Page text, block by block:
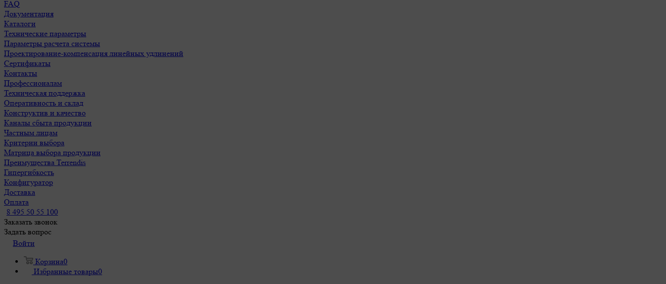
FAQ
Документация
Каталоги
Технические параметры
Параметры расчета системы
Проектирование-компенсация линейных удлинений
Сертификаты
Контакты
Профессионалам
Техническая поддержка
Оперативность и склад
Конструктив и качество
Каналы сбыта продукции
Частным лицам
Критерии выбора
Матрица выбора продукции
Преимущества Terrendis
Гипергибкость
Конфигуратор
Доставка
Оплата
8 495 50 55 100
Заказать звонок
Задать вопрос
Войти
Корзина0
Избранные товары0